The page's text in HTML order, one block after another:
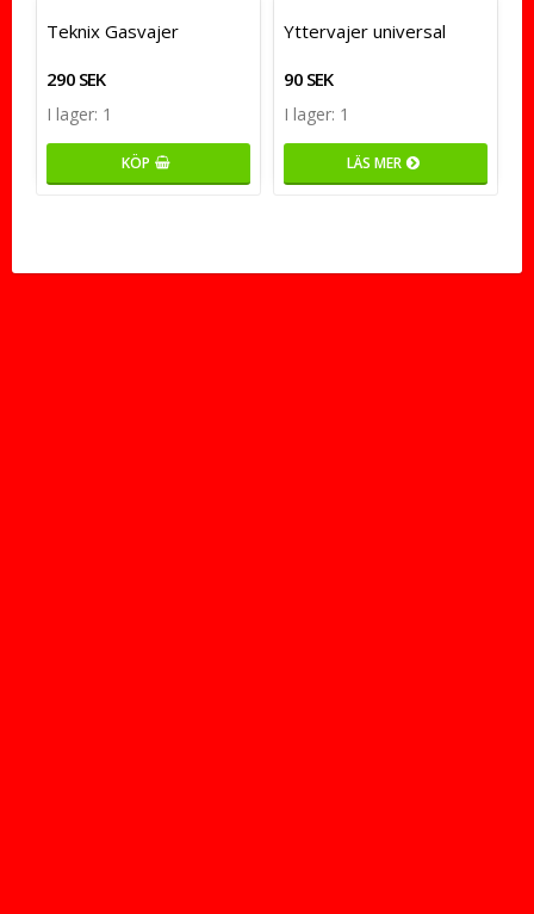
Teknix Gasvajer
290 SEK
I lager: 1
KÖP
Yttervajer universal
90 SEK
I lager: 1
LÄS MER